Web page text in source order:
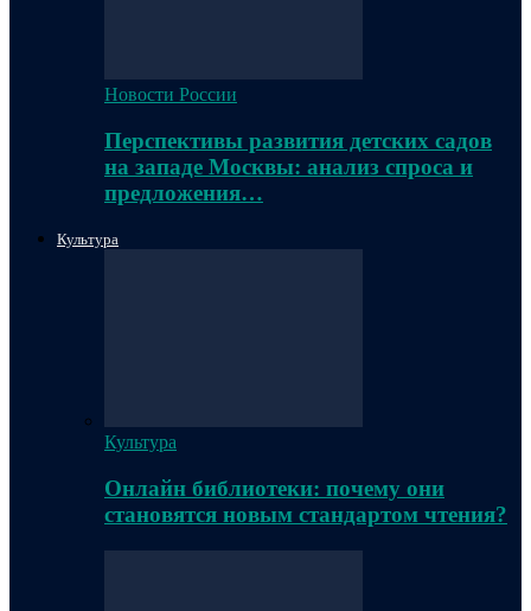
Новости России
Перспективы развития детских садов
на западе Москвы: анализ спроса и
предложения…
Культура
Культура
Онлайн библиотеки: почему они
становятся новым стандартом чтения?